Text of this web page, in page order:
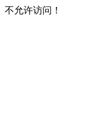
不允许访问！